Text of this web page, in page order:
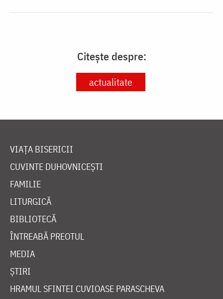
Citește despre:
actualitate
VIAȚA BISERICII
CUVINTE DUHOVNICEȘTI
FAMILIE
LITURGICĂ
BIBLIOTECĂ
ÎNTREABĂ PREOTUL
MEDIA
ȘTIRI
HRAMUL SFINTEI CUVIOASE PARASCHEVA